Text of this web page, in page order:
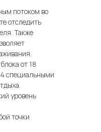
потоком во
отследить
Также
от 18
специальными
уровень
точки